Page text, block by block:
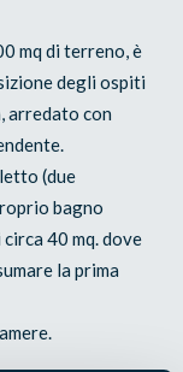
mq di terreno, è
degli ospiti
arredato con
(due
bagno
40 mq. dove
la prima